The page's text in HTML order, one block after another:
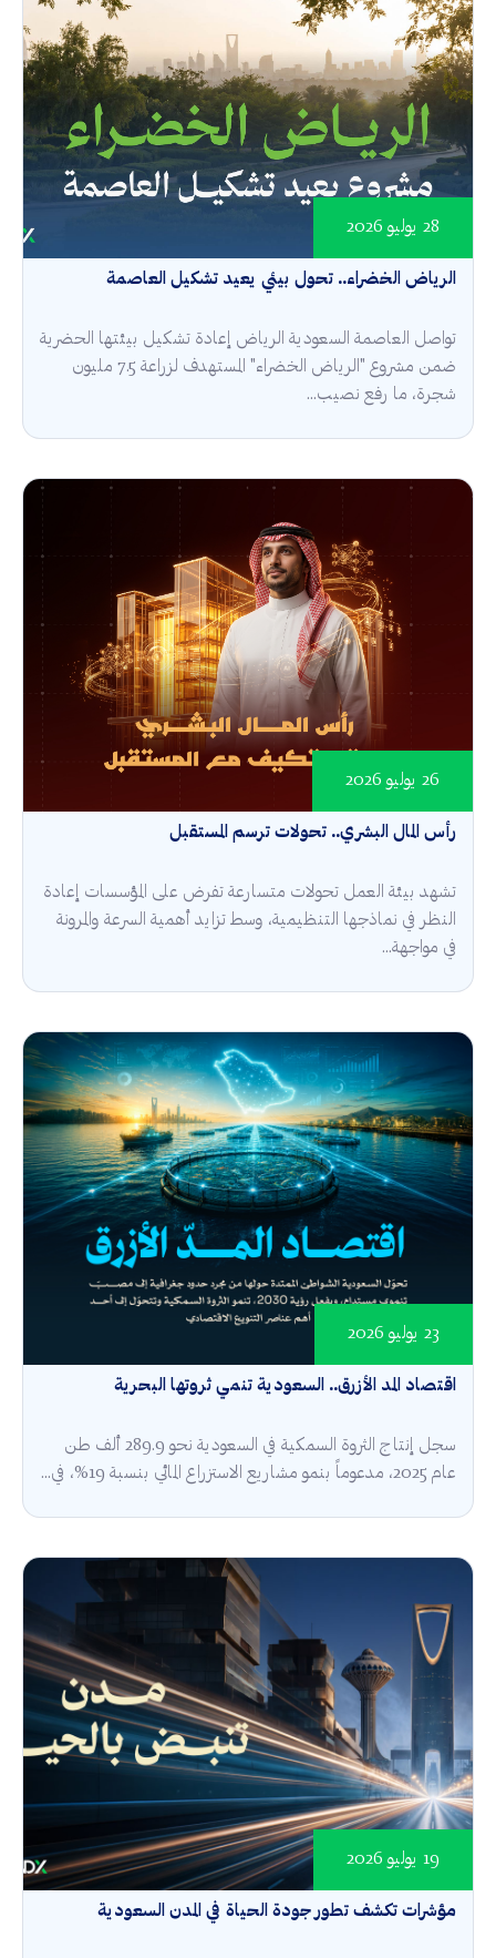
الرياض الخضراء.. تحول بيئي يعيد تشكيل العاصمة
28 يوليو 2026
تواصل العاصمة السعودية الرياض إعادة تشكيل بيئتها الحضرية
ضمن مشروع "الرياض الخضراء" المستهدف لزراعة 7.5 مليون
شجرة، ما رفع نصيب...
رأس المال البشري.. تحولات ترسم المستقبل
26 يوليو 2026
تشهد بيئة العمل تحولات متسارعة تفرض على المؤسسات إعادة
النظر في نماذجها التنظيمية، وسط تزايد أهمية السرعة والمرونة
في مواجهة...
اقتصاد المد الأزرق.. السعودية تنمي ثروتها البحرية
23 يوليو 2026
سجل إنتاج الثروة السمكية في السعودية نحو 289.9 ألف طن
عام 2025، مدعوماً بنمو مشاريع الاستزراع المائي بنسبة 19%، في...
مؤشرات تكشف تطور جودة الحياة في المدن السعودية
19 يوليو 2026